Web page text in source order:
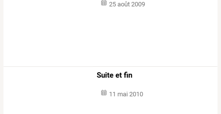
25 août 2009
Suite et fin
11 mai 2010